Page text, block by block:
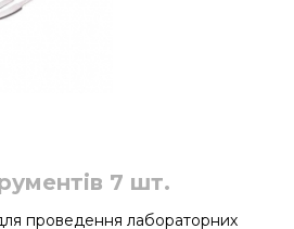
7 шт.
проведення лабораторних